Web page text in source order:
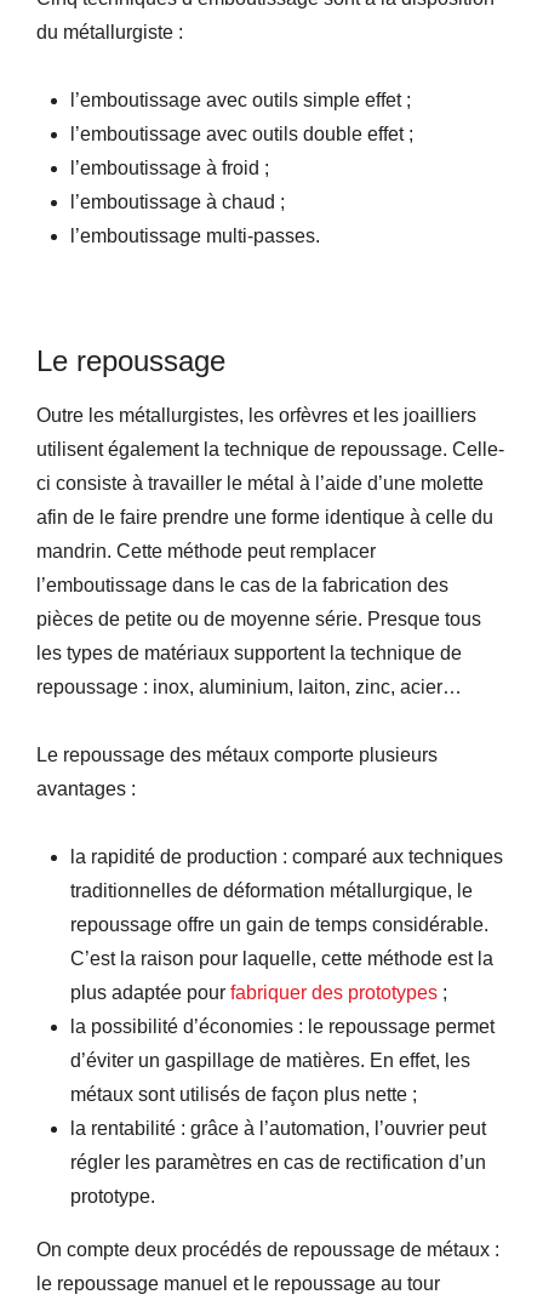
du métallurgiste :
l’emboutissage avec outils simple effet ;
l’emboutissage avec outils double effet ;
l’emboutissage à froid ;
l’emboutissage à chaud ;
l’emboutissage multi-passes.
Le repoussage
Outre les métallurgistes, les orfèvres et les joailliers
utilisent également la technique de repoussage. Celle-
ci consiste à travailler le métal à l’aide d’une molette
afin de le faire prendre une forme identique à celle du
mandrin. Cette méthode peut remplacer
l’emboutissage dans le cas de la fabrication des
pièces de petite ou de moyenne série. Presque tous
les types de matériaux supportent la technique de
repoussage : inox, aluminium, laiton, zinc, acier…
Le repoussage des métaux comporte plusieurs
avantages :
la rapidité de production : comparé aux techniques
traditionnelles de déformation métallurgique, le
repoussage offre un gain de temps considérable.
C’est la raison pour laquelle, cette méthode est la
plus adaptée pour fabriquer des prototypes ;
la possibilité d’économies : le repoussage permet
d’éviter un gaspillage de matières. En effet, les
métaux sont utilisés de façon plus nette ;
la rentabilité : grâce à l’automation, l’ouvrier peut
régler les paramètres en cas de rectification d’un
prototype.
On compte deux procédés de repoussage de métaux :
le repoussage manuel et le repoussage au tour